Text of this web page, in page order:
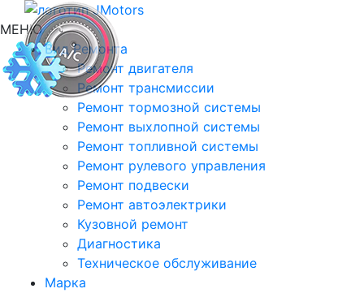
МЕНЮ
Вид Ремонта
Ремонт двигателя
Ремонт трансмиссии
Ремонт тормозной системы
Ремонт выхлопной системы
Ремонт топливной системы
Ремонт рулевого управления
Ремонт подвески
Ремонт автоэлектрики
Кузовной ремонт
Диагностика
Техническое обслуживание
Марка